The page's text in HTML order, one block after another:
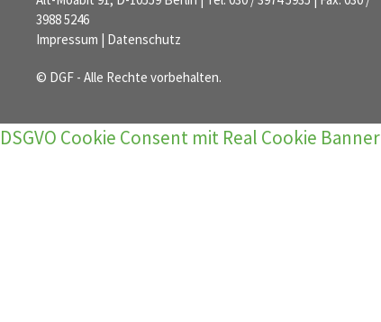
3988 5246
Impressum
Datenschutz
© DGF - Alle Rechte vorbehalten.
DSGVO Cookie Consent mit Real Cookie Banner